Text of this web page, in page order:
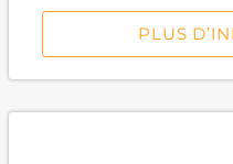
PLUS